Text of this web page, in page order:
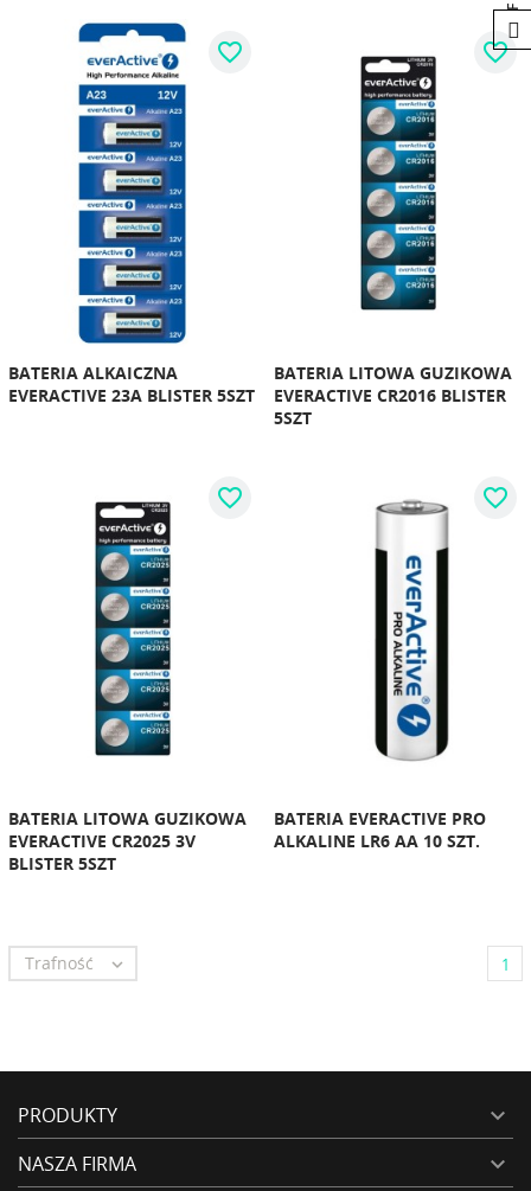
BATERIA ALKAICZNA
EVERACTIVE 23A BLISTER 5SZT
favorite_border
BATERIA LITOWA GUZIKOWA
EVERACTIVE CR2016 BLISTER
5SZT
favorite_border
BATERIA LITOWA GUZIKOWA
EVERACTIVE CR2025 3V
BLISTER 5SZT
favorite_border
BATERIA EVERACTIVE PRO
ALKALINE LR6 AA 10 SZT.
favorite_border
Trafność  1
PRODUKTY 
NASZA FIRMA 